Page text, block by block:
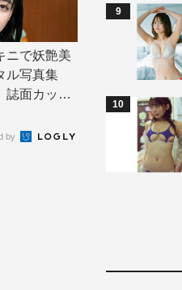
ニで妖艶美
ル写真集
誌面カット
by
9
10